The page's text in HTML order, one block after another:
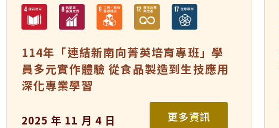
114年「連結新南向菁英培育專班」學
員多元實作體驗 從食品製造到生技應用
深化專業學習
2025 年 11 月 4 日 更多資訊